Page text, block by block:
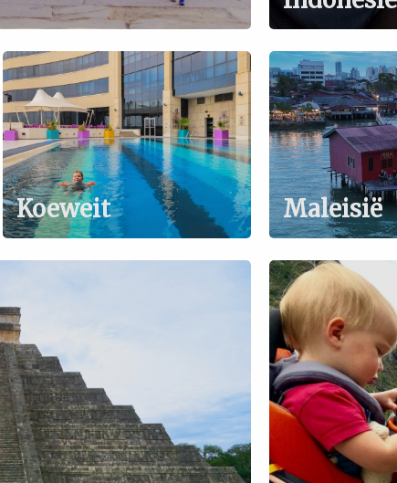
Koeweit Maleisië